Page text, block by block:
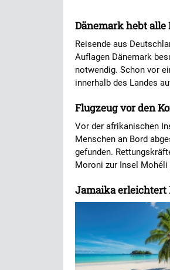
Dänemark hebt
Reisende aus
Auflagen Dänemark
notwendig. Schon vor
innerhalb des Landes
Flugzeug vor den
Vor der afrikanischen
Menschen an Bord
gefunden.
Moroni zur Insel
Jamaika erleichtert